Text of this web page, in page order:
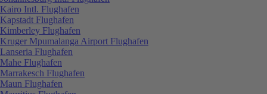
Kairo Intl. Flughafen
Kapstadt Flughafen
Kimberley Flughafen
Kruger Mpumalanga Airport Flughafen
Lanseria Flughafen
Mahe Flughafen
Marrakesch Flughafen
Maun Flughafen